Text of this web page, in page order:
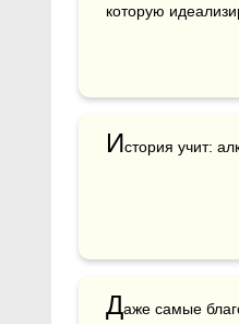
которую
История учит:
Даже самые